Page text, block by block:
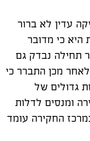
עדין לא ברור
היא כי מדובר
תחילה נבדק גם
מכן התברר כי
גדולים של
ומנסים לדלות
החקירה עומד